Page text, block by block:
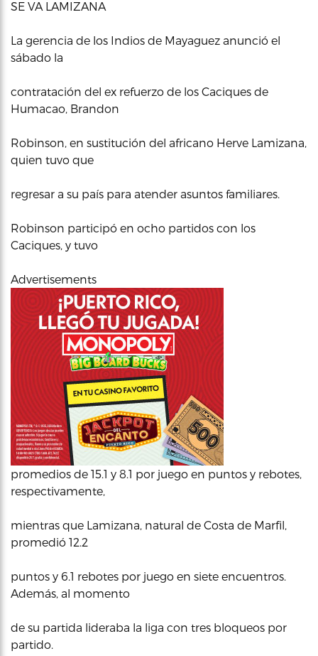
SE VA LAMIZANA
La gerencia de los Indios de Mayaguez anunció el
sábado la
contratación del ex refuerzo de los Caciques de
Humacao, Brandon
Robinson, en sustitución del africano Herve Lamizana,
quien tuvo que
regresar a su país para atender asuntos familiares.
Robinson participó en ocho partidos con los
Caciques, y tuvo
Advertisements
promedios de 15.1 y 8.1 por juego en puntos y rebotes,
respectivamente,
mientras que Lamizana, natural de Costa de Marfil,
promedió 12.2
puntos y 6.1 rebotes por juego en siete encuentros.
Además, al momento
de su partida lideraba la liga con tres bloqueos por
partido.